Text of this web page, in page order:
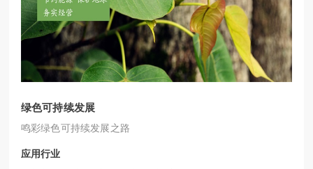
绿色可持续发展
鸣彩绿色可持续发展之路
应用行业